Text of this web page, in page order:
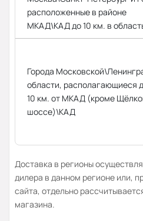
расположенные в районе
МКАД\КАД до 10 км. в
Города
области, располагающиеся
10 км. от МКАД (кроме
шоссе)\КАД
Доставка в регионы
дилера в данном регионе или,
сайта, отдельно
магазина.